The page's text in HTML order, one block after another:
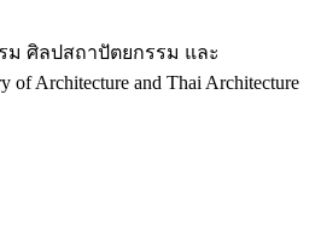
ม ศิลปสถาปัตยกรรม และ
Architecture and Thai Architecture